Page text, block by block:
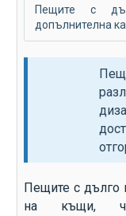
Пещите с
допълнителна
Пещите с дълго
на къщи,